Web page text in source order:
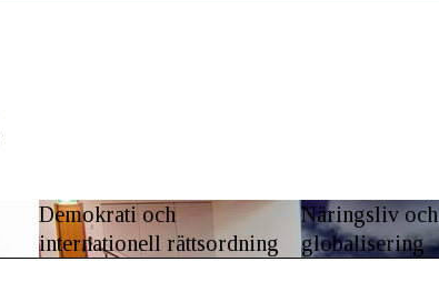
Demokrati och
internationell rättsordning
Näringsliv och
globalisering